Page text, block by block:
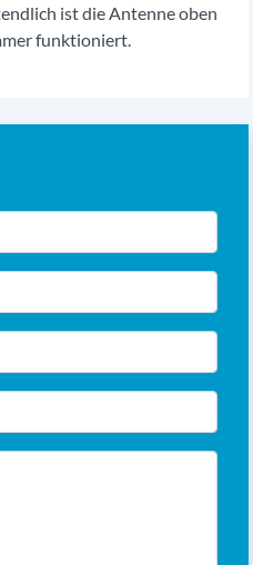
ist die Antenne oben
funktioniert.